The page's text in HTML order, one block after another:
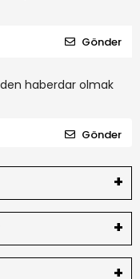
Gönder
haberdar olmak
Gönder